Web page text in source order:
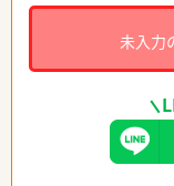
未入力